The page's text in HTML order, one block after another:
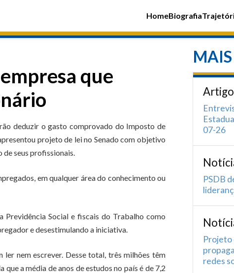
HomeBiografia
que
deduzir o gasto comprovado do Imposto de
projeto de lei no Senado com objetivo
de seus profissionais.
em qualquer área do conhecimento ou
Previdência Social e fiscais do Trabalho como
e desestimulando a iniciativa.
ler nem escrever. Desse total, três milhões têm
a média de anos de estudos no país é de 7,2
MAIS
07-26
PSDB
Projeto
redes